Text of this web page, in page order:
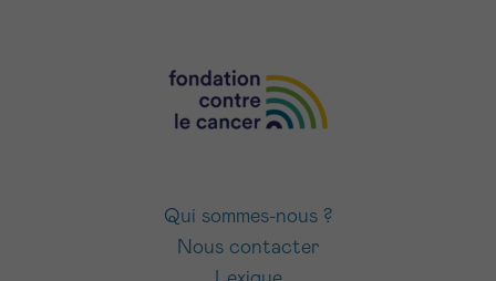
Qui sommes-nous ?
Nous contacter